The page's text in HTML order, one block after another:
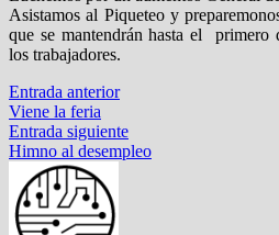
Asistamos al Piqueteo y
que se mantendrán hasta el primero
los trabajadores.
Navegación
de
entradas
Entrada anteriorEntrada
Viene la feria
Entrada siguienteEntrada
siguiente:
Himno al desempleo